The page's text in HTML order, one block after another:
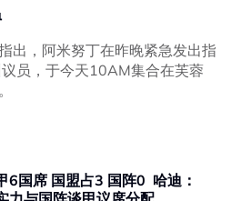
出，阿米努丁在昨晚紧急发出指
员，于今天10AM集合在芙蓉
国席 国盟占3 国阵0 哈迪：